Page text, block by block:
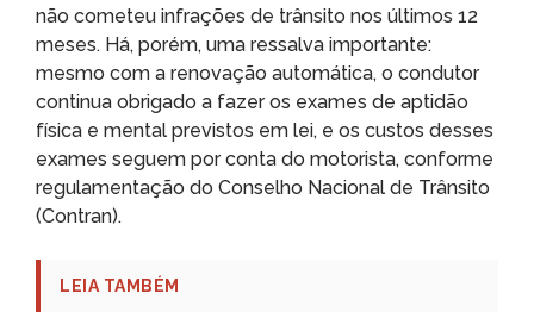
não cometeu infrações de trânsito nos últimos 12
meses. Há, porém, uma ressalva importante:
mesmo com a renovação automática, o condutor
continua obrigado a fazer os exames de aptidão
física e mental previstos em lei, e os custos desses
exames seguem por conta do motorista, conforme
regulamentação do Conselho Nacional de Trânsito
(Contran).
LEIA TAMBÉM